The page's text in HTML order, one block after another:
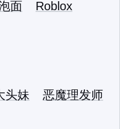
面
Roblox
头妹 恶魔理发师